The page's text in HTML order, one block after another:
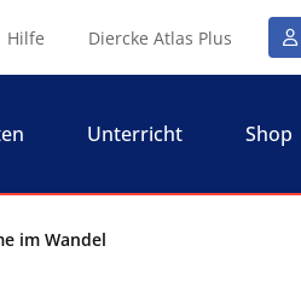
Hilfe Diercke Atlas Plus
Unterricht Shop
im Wandel